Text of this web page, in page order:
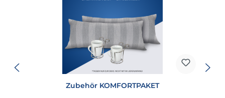
Zubehör KOMFORTPAKET